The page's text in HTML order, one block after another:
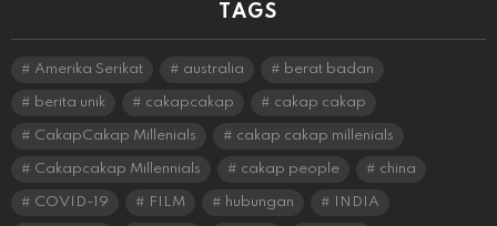
TAGS
Amerika Serikat australia berat badan
berita unik cakapcakap cakap cakap
CakapCakap Millenials cakap cakap millenials
Cakapcakap Millennials cakap people china
COVID-19 FILM hubungan INDIA